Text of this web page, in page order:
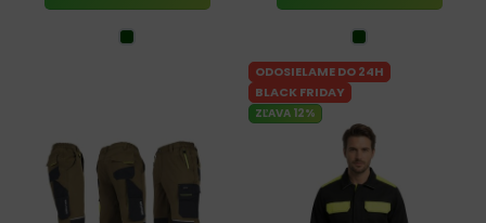
ODOSIELAME DO 24H
BLACK FRIDAY
ZĽAVA 12%